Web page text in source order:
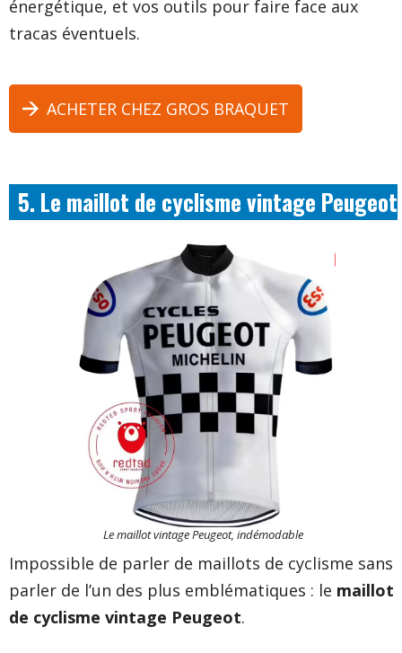
énergétique, et vos outils pour faire face aux
tracas éventuels.
ACHETER CHEZ GROS BRAQUET
5. Le maillot de cyclisme vintage Peugeot
Le maillot vintage Peugeot, indémodable
Impossible de parler de maillots de cyclisme sans
parler de l’un des plus emblématiques : le maillot
de cyclisme vintage Peugeot.